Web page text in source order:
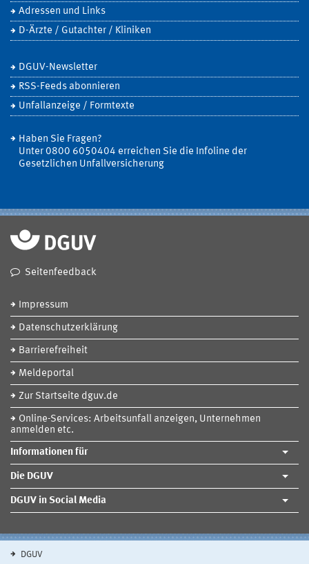
Adressen und Links
D-Ärzte / Gutachter / Kliniken
DGUV-Newsletter
RSS-Feeds abonnieren
Unfallanzeige / Formtexte
Haben Sie Fragen?
Unter 0800 6050404 erreichen Sie die Infoline der
Gesetzlichen Unfallversicherung
Seitenfeedback
Impressum
Datenschutzerklärung
Barrierefreiheit
Meldeportal
Zur Startseite dguv.de
Online-Services: Arbeitsunfall anzeigen, Unternehmen
anmelden etc.
Informationen für
Die DGUV
DGUV in Social Media
DGUV